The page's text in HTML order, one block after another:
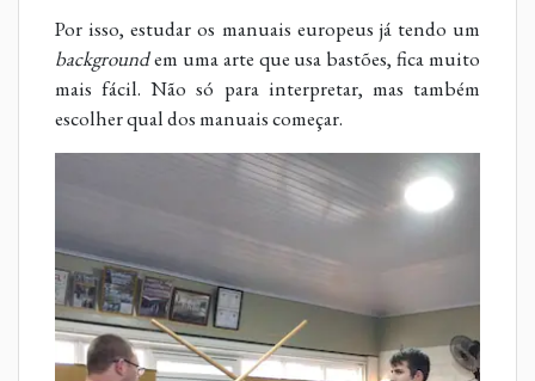
Por isso, estudar os manuais europeus já tendo um
backgroundem uma arte que usa bastões, fica muito
mais fácil. Não só para interpretar, mas também
escolher qual dos manuais começar.